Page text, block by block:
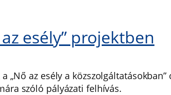
esély” projektben
„Nő az esély a
szóló pályázati felhívás.